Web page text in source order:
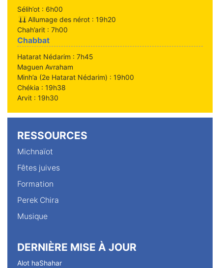
Sélih’ot : 6h00
Allumage des nérot : 19h20
Chah’arit : 7h00
Chabbat
Hatarat Nédarim : 7h45
Maguen Avraham
Minh’a (2e Hatarat Nédarim) : 19h00
Chékia : 19h38
Arvit : 19h30
RESSOURCES
Michnaïot
Fêtes juives
Formation
Perek Chira
Musique
DERNIÈRE MISE À JOUR
Alot haShahar